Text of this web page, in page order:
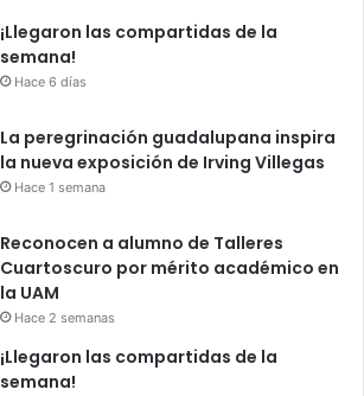
¡Llegaron las compartidas de la
semana!
Hace 6 días
La peregrinación guadalupana inspira
la nueva exposición de Irving Villegas
Hace 1 semana
Reconocen a alumno de Talleres
Cuartoscuro por mérito académico en
la UAM
Hace 2 semanas
¡Llegaron las compartidas de la
semana!